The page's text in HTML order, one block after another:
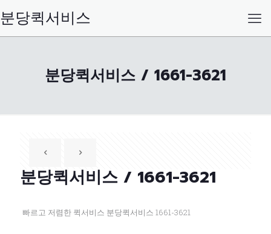
분당퀵서비스
분당퀵서비스 / 1661-3621
분당퀵서비스 / 1661-3621
빠르고 저렴한 퀵서비스 분당퀵서비스 1661-3621